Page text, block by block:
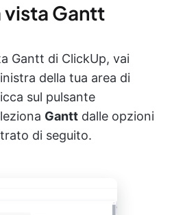
Gantt
Gantt di ClickUp, vai
della tua area di
sul pulsante
Gantt dalle opzioni
di seguito.